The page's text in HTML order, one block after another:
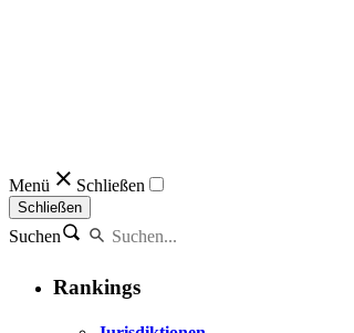
Menü Schließen
Schließen
Suchen
Rankings